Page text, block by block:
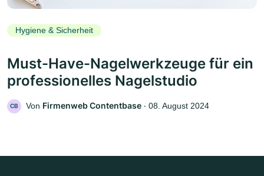
Hygiene & Sicherheit
Must-Have-Nagelwerkzeuge für ein
professionelles Nagelstudio
CB Von Firmenweb Contentbase ‧ 08. August 2024